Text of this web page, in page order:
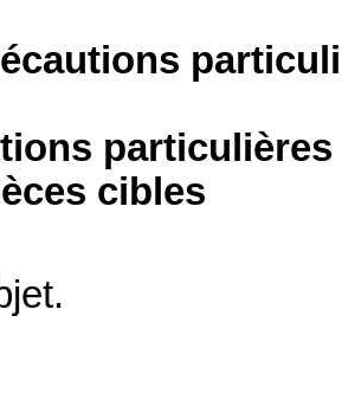
cibles